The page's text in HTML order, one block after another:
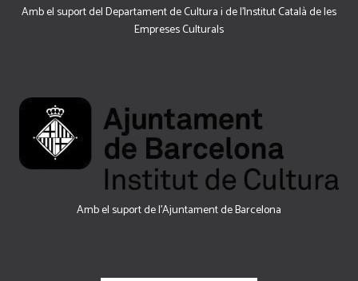
Amb el suport del Departament de Cultura i de l'Institut Català de les
Empreses Culturals
Amb el suport de l’Ajuntament de Barcelona